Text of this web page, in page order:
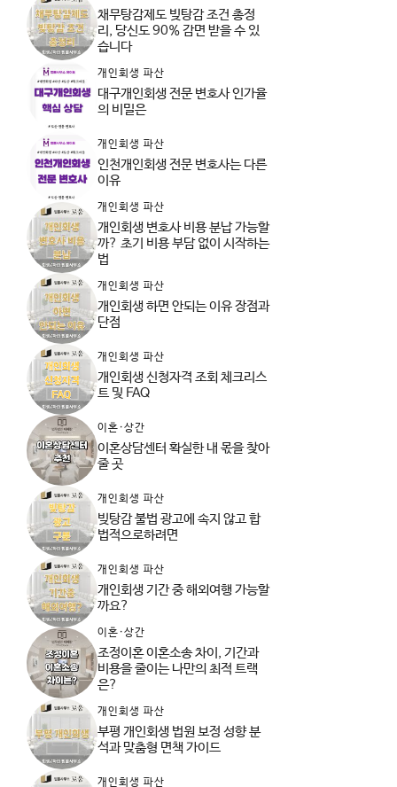
채무탕감제도 빚탕감 조건 총정
리, 당신도 90% 감면 받을 수 있
습니다
개인회생 파산
대구개인회생 전문 변호사 인가율
의 비밀은
개인회생 파산
인천개인회생 전문 변호사는 다른
이유
개인회생 파산
개인회생 변호사 비용 분납 가능할
까? 초기 비용 부담 없이 시작하는
법
개인회생 파산
개인회생 하면 안되는 이유 장점과
단점
개인회생 파산
개인회생 신청자격 조회 체크리스
트 및 FAQ
이혼·상간
이혼상담센터 확실한 내 몫을 찾아
줄 곳
개인회생 파산
빚탕감 불법 광고에 속지 않고 합
법적으로하려면
개인회생 파산
개인회생 기간 중 해외여행 가능할
까요?
이혼·상간
조정이혼 이혼소송 차이, 기간과
비용을 줄이는 나만의 최적 트랙
은?
개인회생 파산
부평 개인회생 법원 보정 성향 분
석과 맞춤형 면책 가이드
개인회생 파산